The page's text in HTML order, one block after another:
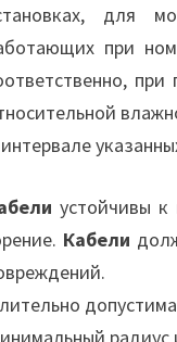
для
при
устойчивы
Кабели
радиус